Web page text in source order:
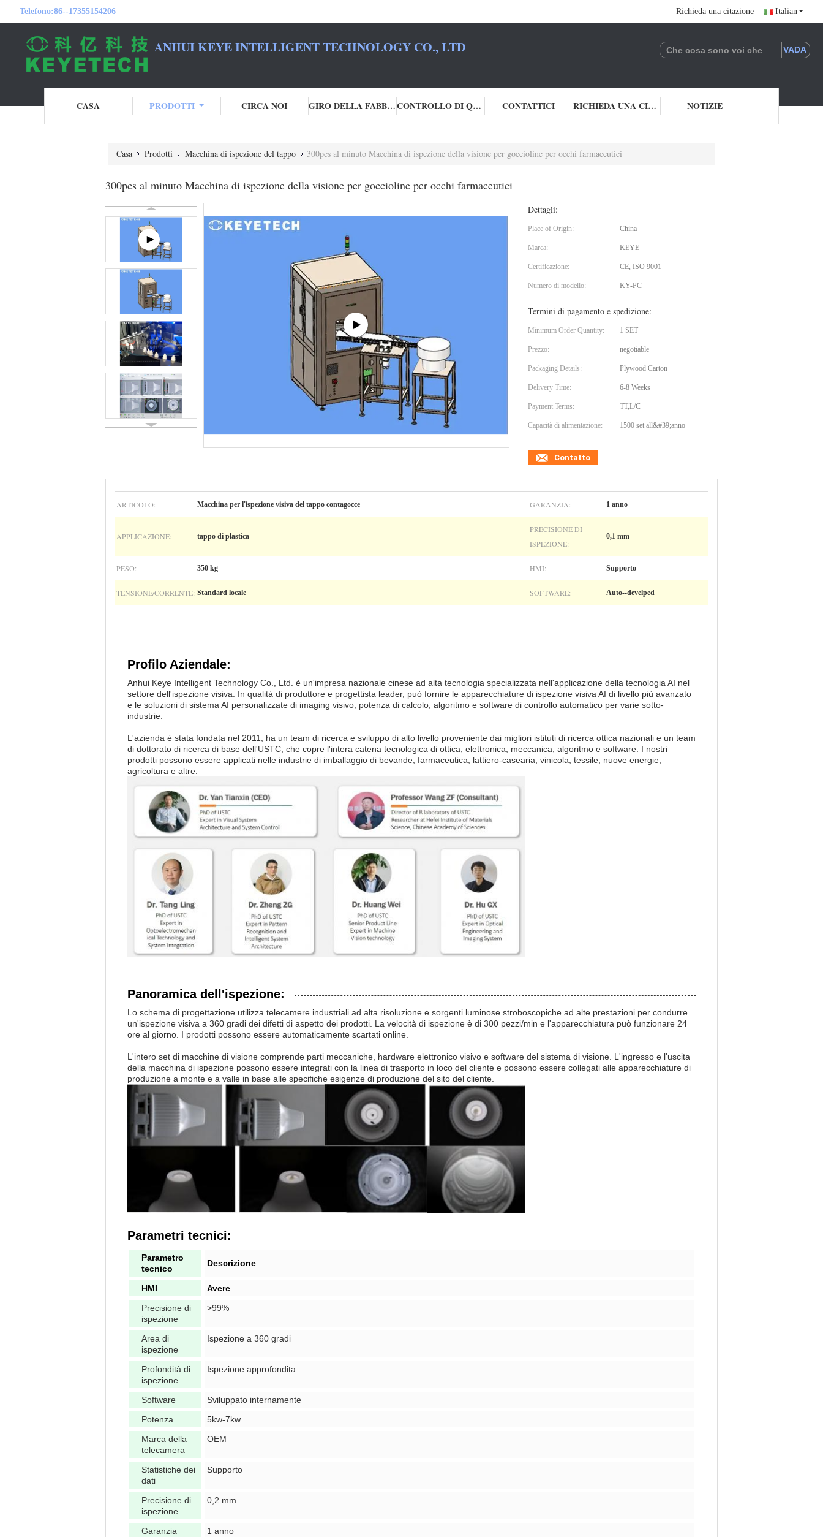
Telefono:86--17355154206 Richieda una citazione Italian
ANHUI KEYE INTELLIGENT TECHNOLOGY CO., LTD
CASA PRODOTTI CIRCA NOI GIRO DELLA FABBRICA CONTROLLO DI QUALITÀ CONTATTICI RICHIEDA UNA CITAZIONE NOTIZIE
Casa Prodotti Macchina di ispezione del tappo 300pcs al minuto Macchina di ispezione della visione per goccioline per occhi farmaceutici
300pcs al minuto Macchina di ispezione della visione per goccioline per occhi farmaceutici
Dettagli:
Place of Origin: China
Marca: KEYE
Certificazione: CE, ISO 9001
Numero di modello: KY-PC
Termini di pagamento e spedizione:
Minimum Order Quantity: 1 SET
Prezzo: negotiable
Packaging Details: Plywood Carton
Delivery Time: 6-8 Weeks
Payment Terms: TT,L/C
Capacità di alimentazione: 1500 set all&#39;anno
Contatto
ARTICOLO: Macchina per l'ispezione visiva del tappo contagocce GARANZIA: 1 anno
APPLICAZIONE: tappo di plastica
PRECISIONE DI
ISPEZIONE:
0,1 mm
PESO: 350 kg HMI: Supporto
TENSIONE/CORRENTE: Standard locale SOFTWARE: Auto--develped
Profilo Aziendale:
Anhui Keye Intelligent Technology Co., Ltd. è un'impresa nazionale cinese ad alta tecnologia specializzata nell'applicazione della tecnologia AI nel
settore dell'ispezione visiva. In qualità di produttore e progettista leader, può fornire le apparecchiature di ispezione visiva AI di livello più avanzato
e le soluzioni di sistema AI personalizzate di imaging visivo, potenza di calcolo, algoritmo e software di controllo automatico per varie sotto-
industrie.
L'azienda è stata fondata nel 2011, ha un team di ricerca e sviluppo di alto livello proveniente dai migliori istituti di ricerca ottica nazionali e un team
di dottorato di ricerca di base dell'USTC, che copre l'intera catena tecnologica di ottica, elettronica, meccanica, algoritmo e software. I nostri
prodotti possono essere applicati nelle industrie di imballaggio di bevande, farmaceutica, lattiero-casearia, vinicola, tessile, nuove energie,
agricoltura e altre.
Panoramica dell'ispezione:
Lo schema di progettazione utilizza telecamere industriali ad alta risoluzione e sorgenti luminose stroboscopiche ad alte prestazioni per condurre
un'ispezione visiva a 360 gradi dei difetti di aspetto dei prodotti. La velocità di ispezione è di 300 pezzi/min e l'apparecchiatura può funzionare 24
ore al giorno. I prodotti possono essere automaticamente scartati online.
L'intero set di macchine di visione comprende parti meccaniche, hardware elettronico visivo e software del sistema di visione. L'ingresso e l'uscita
della macchina di ispezione possono essere integrati con la linea di trasporto in loco del cliente e possono essere collegati alle apparecchiature di
produzione a monte e a valle in base alle specifiche esigenze di produzione del sito del cliente.
Parametri tecnici:
Parametro
tecnico
Descrizione
HMI
Avere
Precisione di
ispezione
>99%
Area di
ispezione
Ispezione a 360 gradi
Profondità di
ispezione
Ispezione approfondita
Software
Sviluppato internamente
Potenza
5kw-7kw
Marca della
telecamera
OEM
Statistiche dei
dati
Supporto
Precisione di
ispezione
0,2 mm
Garanzia 1 anno